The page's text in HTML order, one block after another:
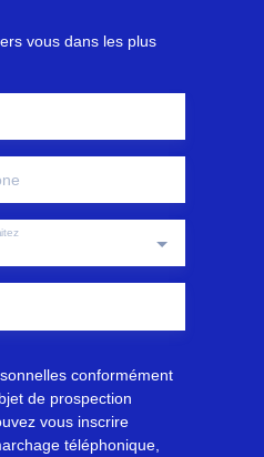
vous dans les plus
conformément
de prospection
vous inscrire
téléphonique,